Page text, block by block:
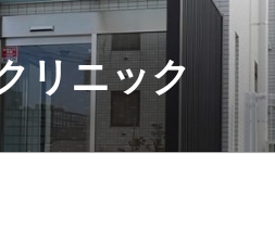
リニック